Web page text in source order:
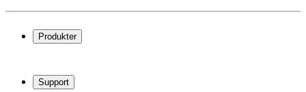
Produkter
Vinreoler
Vinmøbler
Support